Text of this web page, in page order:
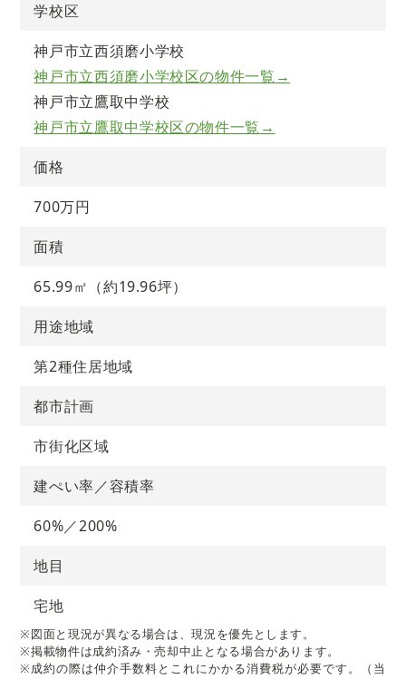
学校区
神戸市立西須磨小学校
神戸市立西須磨小学校区の物件一覧→
神戸市立鷹取中学校
神戸市立鷹取中学校区の物件一覧→
価格
700万円
面積
65.99㎡（約19.96坪）
用途地域
第2種住居地域
都市計画
市街化区域
建ぺい率／容積率
60%／200%
地目
宅地
※図面と現況が異なる場合は、現況を優先とします。
※掲載物件は成約済み・売却中止となる場合があります。
※成約の際は仲介手数料とこれにかかる消費税が必要です。（当